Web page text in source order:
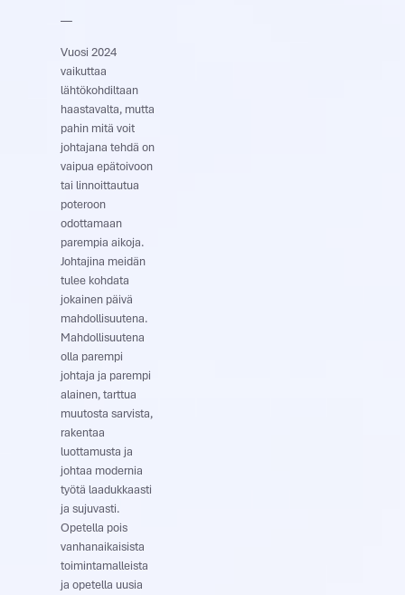
—
Vuosi 2024
vaikuttaa
lähtökohdiltaan
haastavalta, mutta
pahin mitä voit
johtajana tehdä on
vaipua epätoivoon
tai linnoittautua
poteroon
odottamaan
parempia aikoja.
Johtajina meidän
tulee kohdata
jokainen päivä
mahdollisuutena.
Mahdollisuutena
olla parempi
johtaja ja parempi
alainen, tarttua
muutosta sarvista,
rakentaa
luottamusta ja
johtaa modernia
työtä laadukkaasti
ja sujuvasti.
Opetella pois
vanhanaikaisista
toimintamalleista
ja opetella uusia